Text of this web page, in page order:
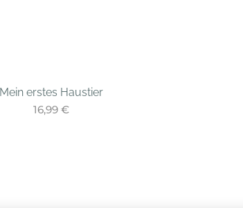
Mein erstes Haustier
16,99€